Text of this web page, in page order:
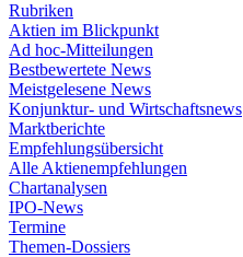
Rubriken
Aktien im Blickpunkt
Ad hoc-Mitteilungen
Bestbewertete News
Meistgelesene News
Konjunktur- und Wirtschaftsnews
Marktberichte
Empfehlungsübersicht
Alle Aktienempfehlungen
Chartanalysen
IPO-News
Termine
Themen-Dossiers